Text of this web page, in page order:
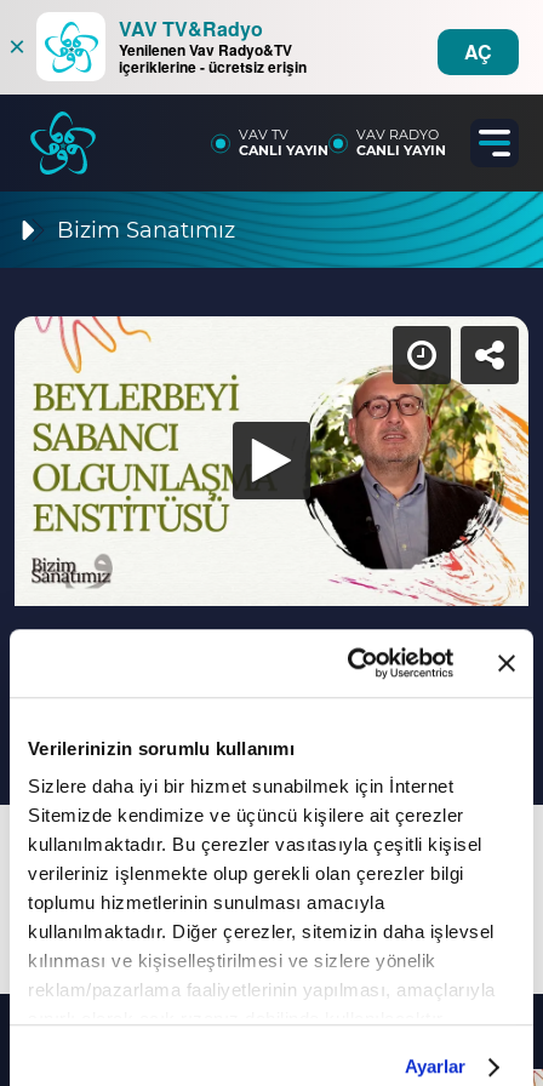
Verilerinizin sorumlu kullanımı
Sizlere daha iyi bir hizmet sunabilmek için İnternet
Sitemizde kendimize ve üçüncü kişilere ait çerezler
kullanılmaktadır. Bu çerezler vasıtasıyla çeşitli kişisel
verileriniz işlenmekte olup gerekli olan çerezler bilgi
toplumu hizmetlerinin sunulması amacıyla
kullanılmaktadır. Diğer çerezler, sitemizin daha işlevsel
kılınması ve kişiselleştirilmesi ve sizlere yönelik
reklam/pazarlama faaliyetlerinin yapılması, amaçlarıyla
belirleyebilirsiniz. Çerezlere ilişkin detaylı bilgi için
Ayarlar
×
VAV TV&Radyo
Yenilenen Vav Radyo&TV
içeriklerine - ücretsiz erişin
AÇ
VAV TV
CANLI YAYIN
VAV RADYO
CANLI YAYIN
Bizim Sanatımız
Beylerbeyi Sabancı Olgunlaşma
Enstitüsü I Bizim Sanatımız
6. Bölüm
Bu bölümde "Beylerbeyi Sabancı Olgunlaşma
Enstitüsü" anlatıldı.
Diğer Bölümler